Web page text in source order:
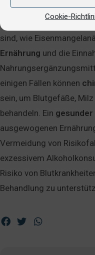
Cookie-
Sauerstofftransport im
Blutkrankheiten, die auf
sind, wie
Ernährung und die
einigen Fällen können
sein, um Blutgefäße,
behandeln. Ein gesunder
ausgewogenen
Vermeidung von
exzessivem
Risiko von
Behandlung zu